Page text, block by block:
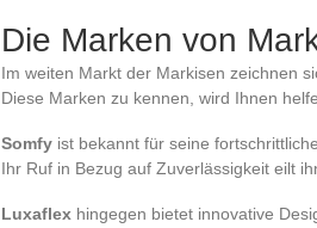
Die Marken von
Im weiten Markt der Markisen zeichnen
Diese Marken zu kennen, wird Ihnen
Somfy ist bekannt für seine
Ihr Ruf in Bezug auf Zuverlässigkeit eilt
Luxaflex hingegen bietet innovative